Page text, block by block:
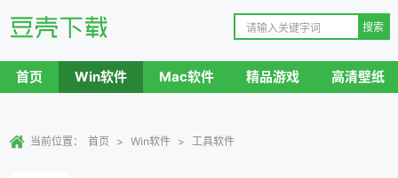
首页 Win软件 Mac软件 精品游戏 高清壁纸
当前位置： 首页 > Win软件 > 工具软件